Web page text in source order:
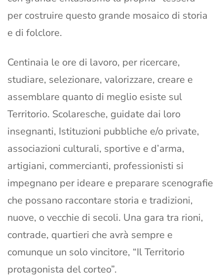
per costruire questo grande mosaico di storia
e di folclore.
Centinaia le ore di lavoro, per ricercare,
studiare, selezionare, valorizzare, creare e
assemblare quanto di meglio esiste sul
Territorio. Scolaresche, guidate dai loro
insegnanti, Istituzioni pubbliche e/o private,
associazioni culturali, sportive e d’arma,
artigiani, commercianti, professionisti si
impegnano per ideare e preparare scenografie
che possano raccontare storia e tradizioni,
nuove, o vecchie di secoli. Una gara tra rioni,
contrade, quartieri che avrà sempre e
comunque un solo vincitore, “Il Territorio
protagonista del corteo”.